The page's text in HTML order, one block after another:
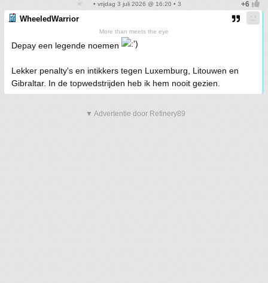
• vrijdag 3 juli 2026 @ 16:20 • 3
WheeledWarrior
More than meets the eye
Depay een legende noemen
Lekker penalty's en intikkers tegen Luxemburg, Litouwen en
Gibraltar. In de topwedstrijden heb ik hem nooit gezien.
▼ Advertentie door Refinery89